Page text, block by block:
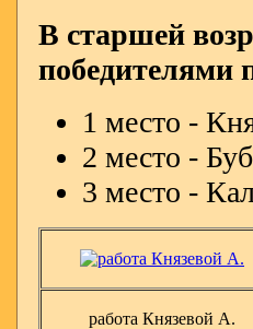
В старшей
победителями
1 место -
2 место -
3 место -
работа Князевой А.